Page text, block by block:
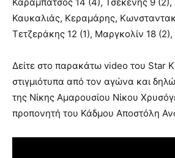
Καυκαλιάς, Κεραμάρης,
Τετζεράκης 12 (1), Μαργκολίν 18 (2),
Δείτε στο παρακάτω video του Star
στιγμιότυπα από τον αγώνα και
της Νίκης Αμαρουσίου Νίκου
προπονητή του Κάδμου Αποστόλη